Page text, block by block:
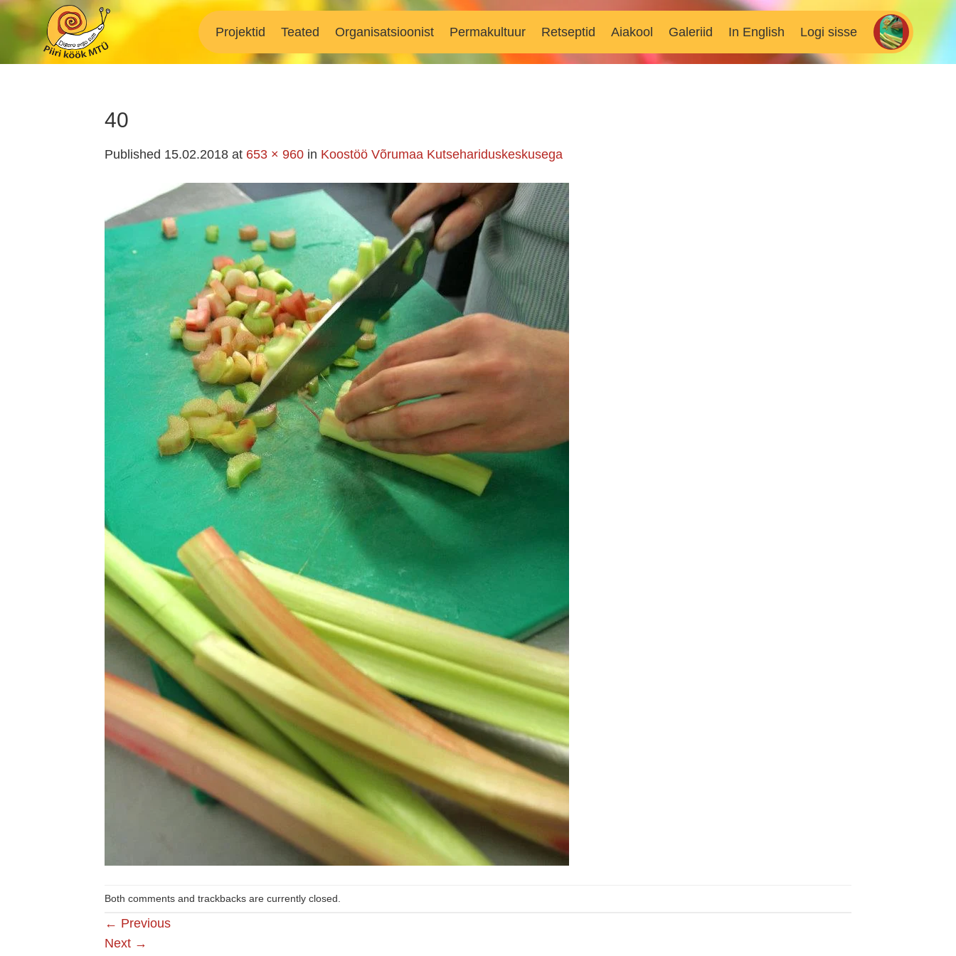
Skip
content
Projektid Teated Organisatsioonist Permakultuur Retseptid Aiakool Galeriid In English Logi sisse
40
Published 15.02.2018 at 653 × 960 in Koostöö Võrumaa Kutsehariduskeskusega
Both comments and trackbacks are currently closed.
← Previous
Next →